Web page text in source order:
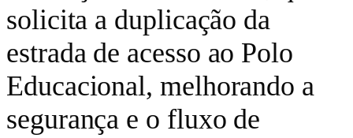
solicita a duplicação da
estrada de acesso ao Polo
Educacional, melhorando a
segurança e o fluxo de